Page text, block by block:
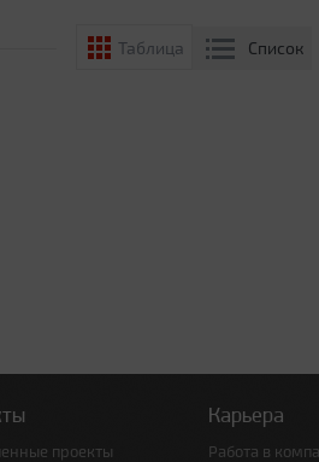
Таблица Список
проекты
Карьера
Работа в